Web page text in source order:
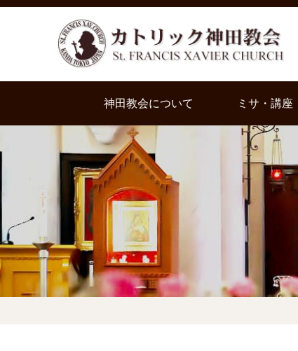
神田教会について ミサ・講座